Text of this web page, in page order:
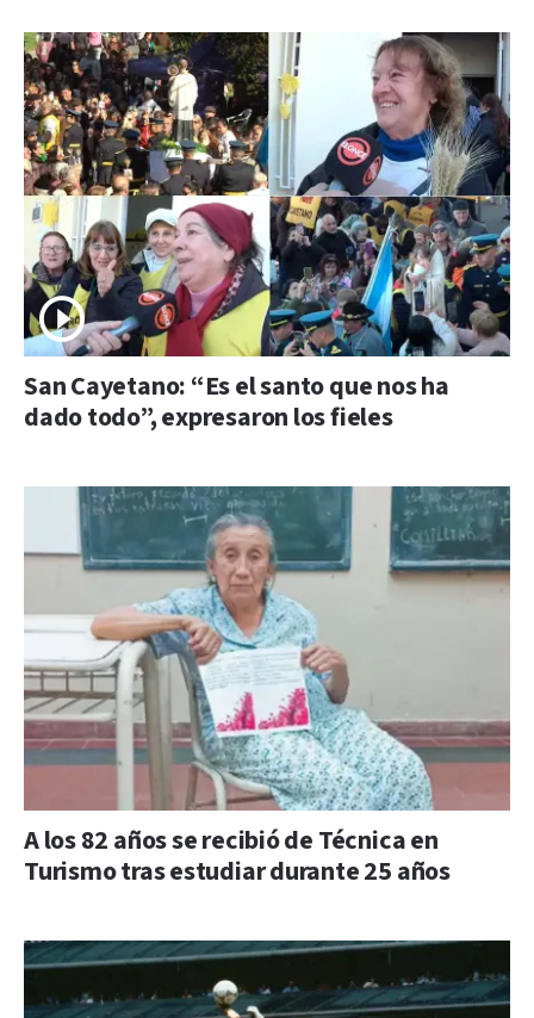
San Cayetano: “Es el santo que nos ha
dado todo”, expresaron los fieles
A los 82 años se recibió de Técnica en
Turismo tras estudiar durante 25 años